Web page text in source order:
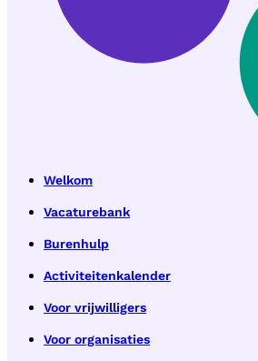
Welkom
Vacaturebank
Burenhulp
Activiteitenkalender
Voor vrijwilligers
Voor organisaties